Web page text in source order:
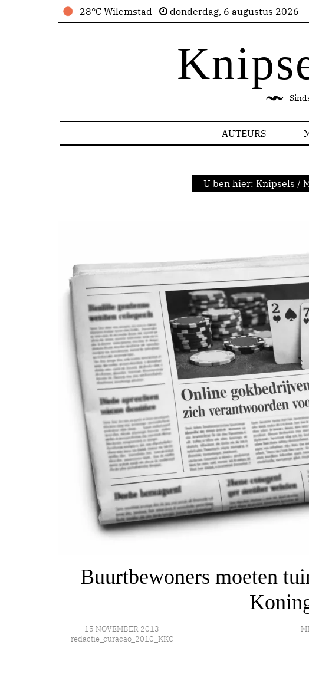
28°C Wilemstad donderdag, 6 augustus 2026
AUTEURS
U ben hier: Knipsels /
Buurtbewoners moeten
15 NOVEMBER 2013
redactie_curacao_2010_KKC